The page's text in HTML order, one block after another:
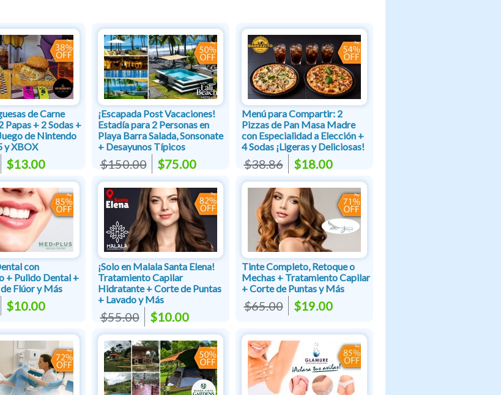
de Carne
+ 2 Sodas +
de Nintendo
y XBOX
$13.00
¡Escapada Post Vacaciones!
Estadía para 2 Personas en
Playa Barra Salada, Sonsonate
+ Desayunos Típicos
$150.00 $75.00
Menú para Compartir: 2
Pizzas de Pan Masa Madre
con Especialidad a Elección +
4 Sodas ¡Ligeras y Deliciosas!
$38.86 $18.00
con
+ Pulido Dental +
Flúor y Más
$10.00
¡Solo en Malala Santa Elena!
Tratamiento Capilar
Hidratante + Corte de Puntas
+ Lavado y Más
$55.00 $10.00
Tinte Completo, Retoque o
Mechas + Tratamiento Capilar
+ Corte de Puntas y Más
$65.00 $19.00